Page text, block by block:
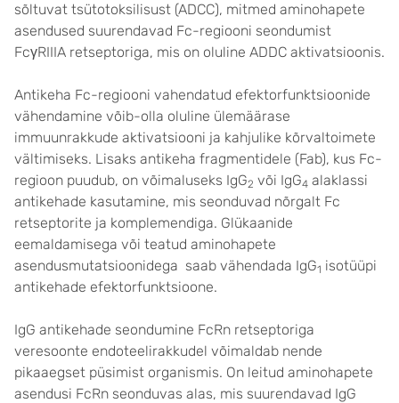
sõltuvat tsütotoksilisust (ADCC), mitmed aminohapete
asendused suurendavad Fc-regiooni seondumist
FcγRIIIA retseptoriga, mis on oluline ADDC aktivatsioonis.
Antikeha Fc-regiooni vahendatud efektorfunktsioonide
vähendamine võib-olla oluline ülemäärase
immuunrakkude aktivatsiooni ja kahjulike kõrvaltoimete
vältimiseks. Lisaks antikeha fragmentidele (Fab), kus Fc-
regioon puudub, on võimaluseks IgG2 või IgG4 alaklassi
antikehade kasutamine, mis seonduvad nõrgalt Fc
retseptorite ja komplemendiga. Glükaanide
eemaldamisega või teatud aminohapete
asendusmutatsioonidega saab vähendada IgG1 isotüüpi
antikehade efektorfunktsioone.
IgG antikehade seondumine FcRn retseptoriga
veresoonte endoteelirakkudel võimaldab nende
pikaaegset püsimist organismis. On leitud aminohapete
asendusi FcRn seonduvas alas, mis suurendavad IgG